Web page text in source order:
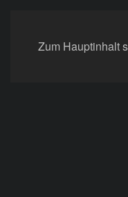
Zum Hauptinhalt